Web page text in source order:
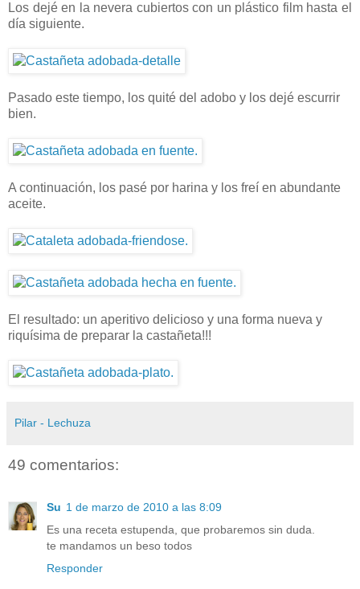
Los dejé en la nevera cubiertos con un plástico film hasta el
día siguiente.
Pasado este tiempo, los quité del adobo y los dejé escurrir
bien.
A continuación, los pasé por harina y los freí en abundante
aceite.
El resultado: un aperitivo delicioso y una forma nueva y
riquísima de preparar la castañeta!!!
Pilar - Lechuza
49 comentarios:
Su 1 de marzo de 2010 a las 8:09
Es una receta estupenda, que probaremos sin duda.
te mandamos un beso todos
Responder